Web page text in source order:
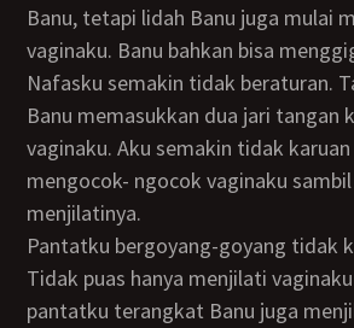
Banu, tetapi lidah Banu juga mulai
vaginaku. Banu bahkan bisa
Nafasku semakin tidak beraturan. Tanpa diperintah,
Banu memasukkan dua jari tangan
vaginaku. Aku semakin tidak karuan
mengocok- ngocok vaginaku
menjilatinya.
Pantatku bergoyang-goyang tidak
Tidak puas hanya menjilati vaginaku saja, saat
pantatku terangkat Banu juga